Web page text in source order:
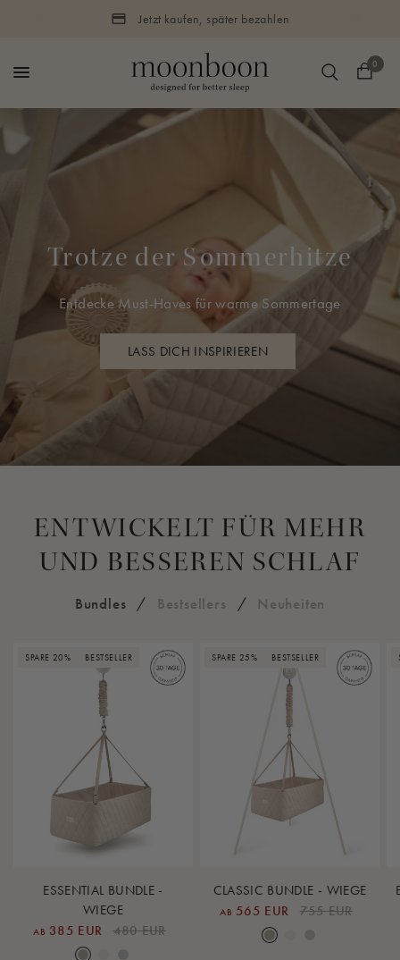
Jetzt kaufen, später bezahlen
0
Trotze der Sommerhitze
Entdecke Must-Haves für warme Sommertage
LASS DICH INSPIRIEREN
ENTWICKELT FÜR MEHR
UND BESSEREN SCHLAF
Bundles / Bestsellers / Neuheiten
SPARE 20% BESTSELLER
ESSENTIAL BUNDLE -
WIEGE
AB 385 EUR 480 EUR
Earth
SPARE 25% BESTSELLER
CLASSIC BUNDLE - WIEGE
AB 565 EUR 755 EUR
Earth